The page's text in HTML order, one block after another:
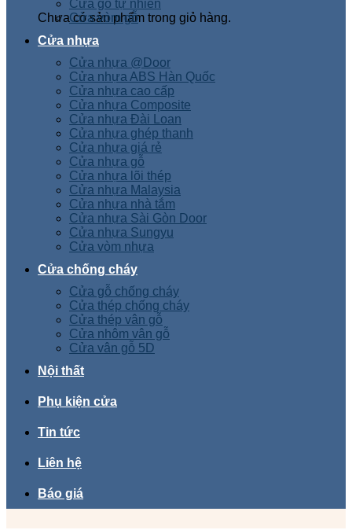
Chưa có sản phẩm trong giỏ hàng.
Cửa gỗ tự nhiên
Cửa vòm gỗ
Cửa nhựa
Cửa nhựa @Door
Cửa nhựa ABS Hàn Quốc
Cửa nhựa cao cấp
Cửa nhựa Composite
Cửa nhựa Đài Loan
Cửa nhựa ghép thanh
Cửa nhựa giá rẻ
Cửa nhựa gỗ
Cửa nhựa lõi thép
Cửa nhựa Malaysia
Cửa nhựa nhà tắm
Cửa nhựa Sài Gòn Door
Cửa nhựa Sungyu
Cửa vòm nhựa
Cửa chống cháy
Cửa gỗ chống cháy
Cửa thép chống cháy
Cửa thép vân gỗ
Cửa nhôm vân gỗ
Cửa vân gỗ 5D
Nội thất
Phụ kiện cửa
Tin tức
Liên hệ
Báo giá